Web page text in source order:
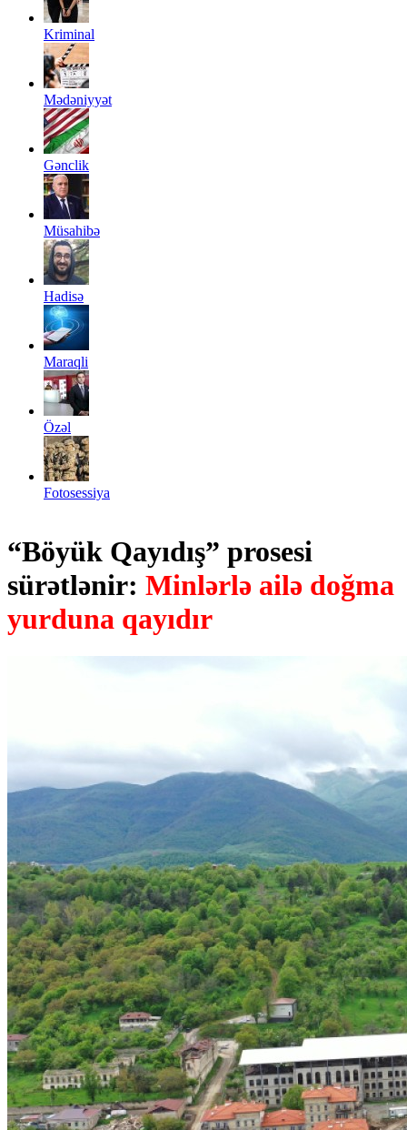
Kriminal
Mədəniyyət
Gənclik
Müsahibə
Hadisə
Maraqli
Özəl
Fotosessiya
“Böyük Qayıdış” prosesi
sürətlənir: Minlərlə ailə doğma
yurduna qayıdır